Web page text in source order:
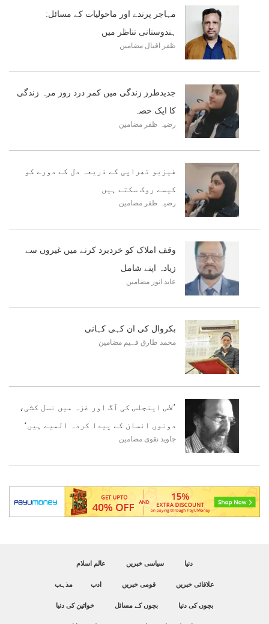
مہاجر پرندے اور ماحولیات کے مسائل:
ہندوستانی تناظر میں
ظفر اقبال مضامین
جدیدطرز زندگی میں کمر درد روز مرہ زندگی
کا ایک حصہ
رضیہ ظفر مضامین
فیزیو تھراپی کے ذریعہ دل کے دورے کو
کیسے روک سکتے ہیں
رضیہ ظفر مضامین
وقف املاک کو خردبرد کرنے میں غیروں سے
زیادہ اپنے شامل
عابد انور مضامین
بکروال کی ان کہی کہانی
محمد طارق فہیم مضامین
’لاس اینجلس کی آگ اور غزہ میں نسل کشی،
دونوں انسان کے پیدا کردہ المیے ہیں‘
جاوید نقوی مضامین
دنیا سیاسی خبریں عالم اسلام
علاقائی خبریں قومی خبریں ادب مذہب
بچوں کی دنیا بچوں کے مسائل خواتین کی دنیا